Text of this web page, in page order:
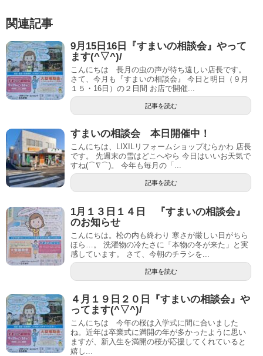
関連記事
9月15日16日『すまいの相談会』やって
ます(^▽^)/
こんにちは 長月の虫の声が待ち遠しい店長です。
さて、今月も『すまいの相談会』 今日と明日（９月
１５・16日）の２日間 お店で開催...
記事を読む
すまいの相談会 本日開催中！
こんにちは、LIXILリフォームショップむらかわ 店長
です。 先週末の雪はどこへやら 今日はいいお天気で
すね(⌒∇⌒)。 今年も毎月の「...
記事を読む
1月１３日１４日 『すまいの相談会』
のお知らせ
こんにちは。松の内も終わり 寒さが厳しい日がちら
ほら…。 洗濯物の冷たさに「本物の冬が来た」と実
感しています。 さて、今朝のチラシを...
記事を読む
４月１９日２０日『すまいの相談会』や
ってます(^▽^)/
こんにちは 今年の桜は入学式に間に合いました
ね。近年は卒業式に満開の年が多かったように思い
ますが、新入生を満開の桜が応援してくれていると
嬉し...